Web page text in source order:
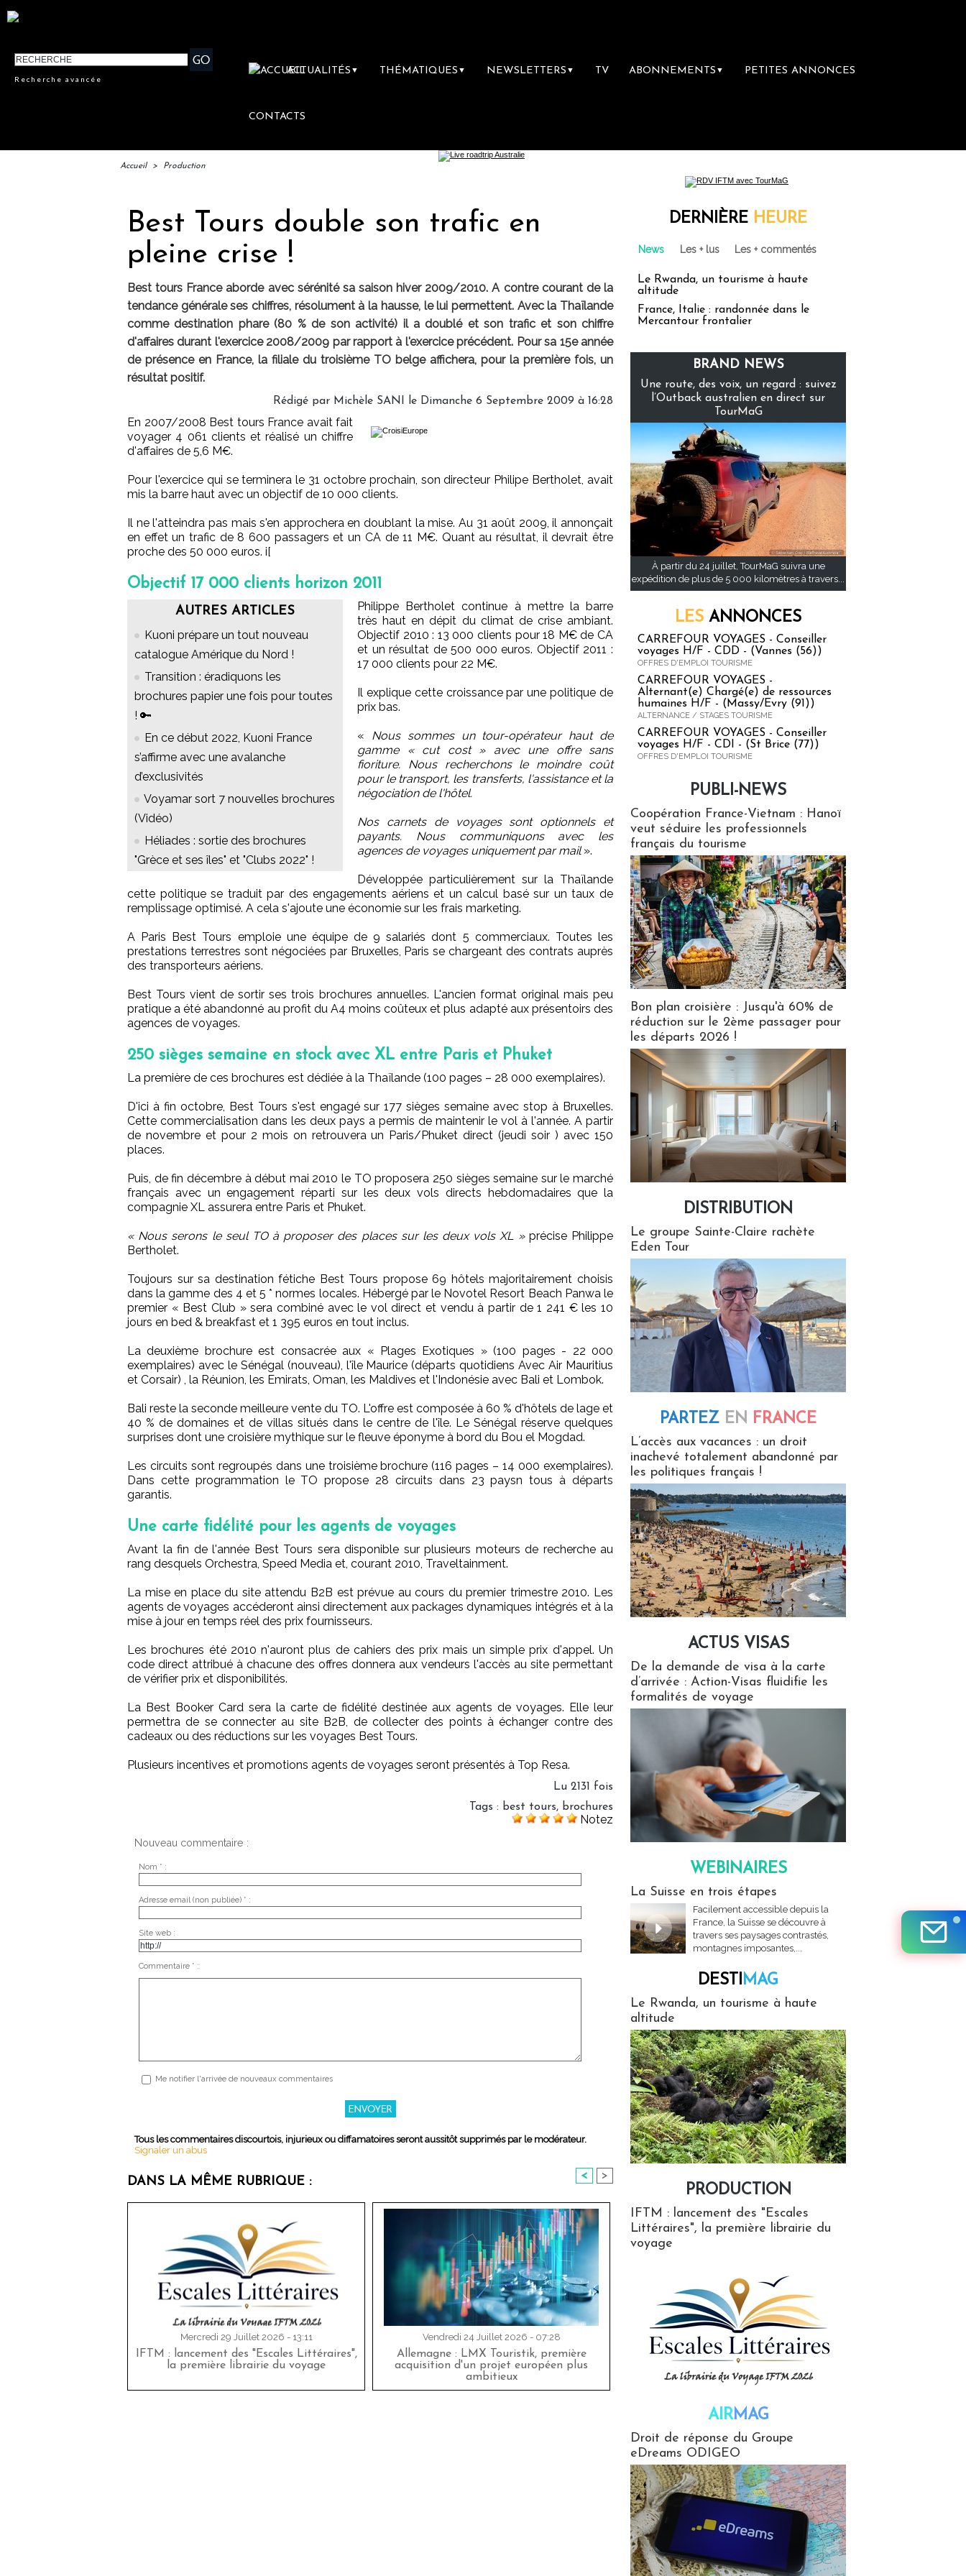
Recherche avancée
ACTUALITÉS ▼ THÉMATIQUES ▼ NEWSLETTERS ▼ TV ABONNEMENTS ▼ PETITES ANNONCES
CONTACTS
Accueil > Production
Best Tours double son trafic en
pleine crise !
Best tours France aborde avec sérénité sa saison hiver 2009/2010. A contre courant de la
tendance générale ses chiffres, résolument à la hausse, le lui permettent. Avec la Thaïlande
comme destination phare (80 % de son activité) il a doublé et son trafic et son chiffre
d'affaires durant l'exercice 2008/2009 par rapport à l'exercice précédent. Pour sa 15e année
de présence en France, la filiale du troisième TO belge affichera, pour la première fois, un
résultat positif.
Rédigé par Michèle SANI le Dimanche 6 Septembre 2009 à 16:28
En 2007/2008 Best tours France avait fait
voyager 4 061 clients et réalisé un chiffre
d'affaires de 5,6 M€.
Pour l'exercice qui se terminera le 31 octobre prochain, son directeur Philipe Bertholet, avait
mis la barre haut avec un objectif de 10 000 clients.
Il ne l'atteindra pas mais s'en approchera en doublant la mise. Au 31 août 2009, il annonçait
en effet un trafic de 8 600 passagers et un CA de 11 M€. Quant au résultat, il devrait être
proche des 50 000 euros. i[
Objectif 17 000 clients horizon 2011
AUTRES ARTICLES
Kuoni prépare un tout nouveau
catalogue Amérique du Nord !
Transition : éradiquons les
brochures papier une fois pour toutes
! 🔑
En ce début 2022, Kuoni France
s’affirme avec une avalanche
d’exclusivités
Voyamar sort 7 nouvelles brochures
(Vidéo)
Héliades : sortie des brochures
"Grèce et ses îles" et "Clubs 2022" !
Philippe Bertholet continue à mettre la barre
très haut en dépit du climat de crise ambiant.
Objectif 2010 : 13 000 clients pour 18 M€ de CA
et un résultat de 500 000 euros. Objectif 2011 :
17 000 clients pour 22 M€.
Il explique cette croissance par une politique de
prix bas.
« Nous sommes un tour-opérateur haut de
gamme « cut cost » avec une offre sans
fioriture. Nous recherchons le moindre coût
pour le transport, les transferts, l'assistance et la
négociation de l'hôtel.
Nos carnets de voyages sont optionnels et
payants. Nous communiquons avec les
agences de voyages uniquement par mail».
Développée particulièrement sur la Thaïlande
cette politique se traduit par des engagements aériens et un calcul basé sur un taux de
remplissage optimisé. A cela s'ajoute une économie sur les frais marketing.
A Paris Best Tours emploie une équipe de 9 salariés dont 5 commerciaux. Toutes les
prestations terrestres sont négociées par Bruxelles, Paris se chargeant des contrats auprès
des transporteurs aériens.
Best Tours vient de sortir ses trois brochures annuelles. L'ancien format original mais peu
pratique a été abandonné au profit du A4 moins coûteux et plus adapté aux présentoirs des
agences de voyages.
250 sièges semaine en stock avec XL entre Paris et Phuket
La première de ces brochures est dédiée à la Thaïlande (100 pages – 28 000 exemplaires).
D'ici à fin octobre, Best Tours s'est engagé sur 177 sièges semaine avec stop à Bruxelles.
Cette commercialisation dans les deux pays a permis de maintenir le vol à l'année. A partir
de novembre et pour 2 mois on retrouvera un Paris/Phuket direct (jeudi soir ) avec 150
places.
Puis, de fin décembre à début mai 2010 le TO proposera 250 sièges semaine sur le marché
français avec un engagement réparti sur les deux vols directs hebdomadaires que la
compagnie XL assurera entre Paris et Phuket.
« Nous serons le seul TO à proposer des places sur les deux vols XL »précise Philippe
Bertholet.
Toujours sur sa destination fétiche Best Tours propose 69 hôtels majoritairement choisis
dans la gamme des 4 et 5 * normes locales. Hébergé par le Novotel Resort Beach Panwa le
premier « Best Club » sera combiné avec le vol direct et vendu à partir de 1 241 € les 10
jours en bed & breakfast et 1 395 euros en tout inclus.
La deuxième brochure est consacrée aux « Plages Exotiques » (100 pages - 22 000
exemplaires) avec le Sénégal (nouveau), l'île Maurice (départs quotidiens Avec Air Mauritius
et Corsair) , la Réunion, les Emirats, Oman, les Maldives et l'Indonésie avec Bali et Lombok.
Bali reste la seconde meilleure vente du TO. L'offre est composée à 60 % d'hôtels de lage et
40 % de domaines et de villas situés dans le centre de l'île. Le Sénégal réserve quelques
surprises dont une croisière mythique sur le fleuve éponyme à bord du Bou el Mogdad.
Les circuits sont regroupés dans une troisième brochure (116 pages – 14 000 exemplaires).
Dans cette programmation le TO propose 28 circuits dans 23 paysn tous à départs
garantis.
Une carte fidélité pour les agents de voyages
Avant la fin de l'année Best Tours sera disponible sur plusieurs moteurs de recherche au
rang desquels Orchestra, Speed Media et, courant 2010, Traveltainment.
La mise en place du site attendu B2B est prévue au cours du premier trimestre 2010. Les
agents de voyages accéderont ainsi directement aux packages dynamiques intégrés et à la
mise à jour en temps réel des prix fournisseurs.
Les brochures été 2010 n'auront plus de cahiers des prix mais un simple prix d'appel. Un
code direct attribué à chacune des offres donnera aux vendeurs l'accès au site permettant
de vérifier prix et disponibilités.
La Best Booker Card sera la carte de fidélité destinée aux agents de voyages. Elle leur
permettra de se connecter au site B2B, de collecter des points à échanger contre des
cadeaux ou des réductions sur les voyages Best Tours.
Plusieurs incentives et promotions agents de voyages seront présentés à Top Resa.
Lu 2131 fois
Tags : best tours, brochures
Notez
Nouveau commentaire :
Nom * :
Adresse email (non publiée) * :
Site web :
Commentaire * :
Me notifier l'arrivée de nouveaux commentaires
Tous les commentaires discourtois, injurieux ou diffamatoires seront aussitôt supprimés par le modérateur.
Signaler un abus
DANS LA MÊME RUBRIQUE : < >
Mercredi 29 Juillet 2026 - 13:11
IFTM : lancement des "Escales Littéraires",
la première librairie du voyage
Vendredi 24 Juillet 2026 - 07:28
Allemagne : LMX Touristik, première
acquisition d'un projet européen plus
ambitieux
DERNIÈRE HEURE
News Les + lus Les + commentés
Le Rwanda, un tourisme à haute
altitude
France, Italie : randonnée dans le
Mercantour frontalier
BRAND NEWS
Une route, des voix, un regard : suivez
l’Outback australien en direct sur
TourMaG
À partir du 24 juillet, TourMaG suivra une
expédition de plus de 5 000 kilomètres à travers...
LES ANNONCES
CARREFOUR VOYAGES - Conseiller
voyages H/F - CDD - (Vannes (56))
OFFRES D'EMPLOI TOURISME
CARREFOUR VOYAGES -
Alternant(e) Chargé(e) de ressources
humaines H/F - (Massy/Evry (91))
ALTERNANCE / STAGES TOURISME
CARREFOUR VOYAGES - Conseiller
voyages H/F - CDI - (St Brice (77))
OFFRES D'EMPLOI TOURISME
PUBLI-NEWS
Coopération France-Vietnam : Hanoï
veut séduire les professionnels
français du tourisme
Bon plan croisière : Jusqu'à 60% de
réduction sur le 2ème passager pour
les départs 2026 !
DISTRIBUTION
Le groupe Sainte-Claire rachète
Eden Tour
PARTEZ EN FRANCE
L’accès aux vacances : un droit
inachevé totalement abandonné par
les politiques français !
ACTUS VISAS
De la demande de visa à la carte
d’arrivée : Action-Visas fluidifie les
formalités de voyage
WEBINAIRES
La Suisse en trois étapes
Facilement accessible depuis la
France, la Suisse se découvre à
travers ses paysages contrastés,
montagnes imposantes,...
DESTIMAG
Le Rwanda, un tourisme à haute
altitude
PRODUCTION
IFTM : lancement des "Escales
Littéraires", la première librairie du
voyage
AIRMAG
Droit de réponse du Groupe
eDreams ODIGEO